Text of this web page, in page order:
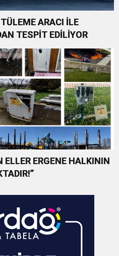
ARACI İLE
TESPİT EDİLİYOR
ERGENE HALKININ